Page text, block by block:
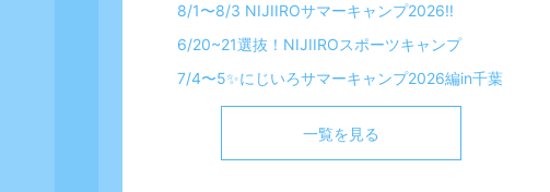
8/1〜8/3 NIJIIROサマーキャンプ2026‼️
6/20~21選抜！NIJIIROスポーツキャンプ
7/4〜5✨️にじいろサマーキャンプ2026編in千葉
一覧を見る